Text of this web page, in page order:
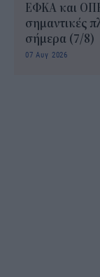
ΕΦΚΑ και
σημαντικές
σήμερα (7/8)
07 Αυγ 2026